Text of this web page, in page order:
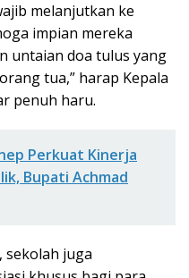
melanjutkan ke
impian mereka
untaian doa tulus yang
tua,” harap Kepala
penuh haru.
Perkuat Kinerja
Bupati Achmad
sekolah juga